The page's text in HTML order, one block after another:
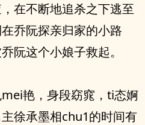
乔阮探亲归家的小路
阮这个小娘子救起。